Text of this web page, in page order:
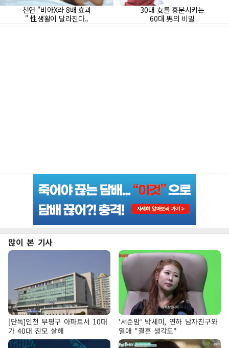
많이 본 기사
[단독]인천 부평구 아파트서 10대
가 40대 친모 살해
'서준맘' 박세미, 연하 남자친구와
열애 "결혼 생각도"